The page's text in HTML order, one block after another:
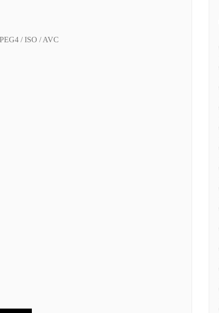
/ ISO / AVC